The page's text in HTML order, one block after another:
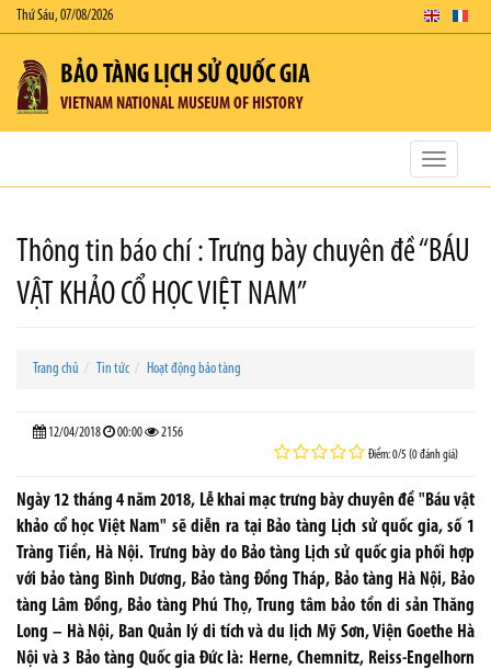
Thứ Sáu, 07/08/2026
BẢO TÀNG LỊCH SỬ QUỐC GIA
VIETNAM NATIONAL MUSEUM OF HISTORY
Toggle
Thông tin báo chí : Trưng bày chuyên đề “BÁU
VẬT KHẢO CỔ HỌC VIỆT NAM”
Trang chủ Tin tức Hoạt động bảo tàng
12/04/2018 00:00 2156
Điểm: 0/5 (0 đánh giá)
Ngày 12 tháng 4 năm 2018, Lễ khai mạc trưng bày chuyên đề "Báu vật
khảo cổ học Việt Nam" sẽ diễn ra tại Bảo tàng Lịch sử quốc gia, số 1
Tràng Tiền, Hà Nội. Trưng bày do Bảo tàng Lịch sử quốc gia phối hợp
với bảo tàng Bình Dương, Bảo tàng Đồng Tháp, Bảo tàng Hà Nội, Bảo
tàng Lâm Đồng, Bảo tàng Phú Thọ, Trung tâm bảo tồn di sản Thăng
Long – Hà Nội, Ban Quản lý di tích và du lịch Mỹ Sơn, Viện Goethe Hà
Nội và 3 Bảo tàng Quốc gia Đức là: Herne, Chemnitz, Reiss-Engelhorn